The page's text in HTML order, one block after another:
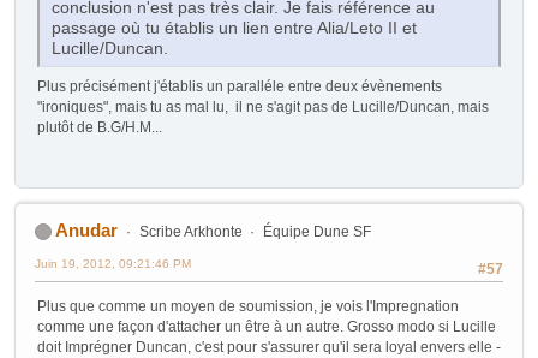
conclusion n'est pas très clair. Je fais référence au
passage où tu établis un lien entre Alia/Leto II et
Lucille/Duncan.
Plus précisément j'établis un paralléle entre deux évènements
"ironiques", mais tu as mal lu, il ne s'agit pas de Lucille/Duncan, mais
plutôt de B.G/H.M...
Anudar Scribe Arkhonte Équipe Dune SF
#57
Juin 19, 2012, 09:21:46 PM
Plus que comme un moyen de soumission, je vois l'Impregnation
comme une façon d'attacher un être à un autre. Grosso modo si Lucille
doit Imprégner Duncan, c'est pour s'assurer qu'il sera loyal envers elle -